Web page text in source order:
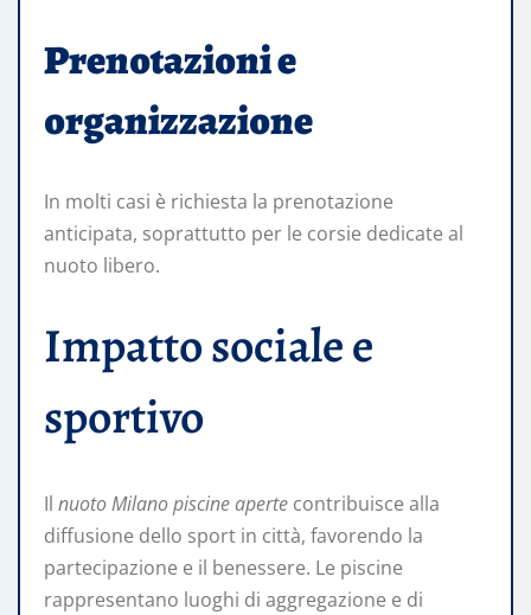
Prenotazioni e
organizzazione
In molti casi è richiesta la prenotazione
anticipata, soprattutto per le corsie dedicate al
nuoto libero.
Impatto sociale e
sportivo
Il nuoto Milano piscine aperte contribuisce alla
diffusione dello sport in città, favorendo la
partecipazione e il benessere. Le piscine
rappresentano luoghi di aggregazione e di